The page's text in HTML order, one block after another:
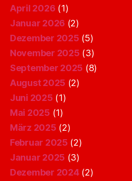
April 2026 (1)
Januar 2026 (2)
Dezember 2025 (5)
November 2025 (3)
September 2025 (8)
August 2025 (2)
Juni 2025 (1)
Mai 2025 (1)
März 2025 (2)
Februar 2025 (2)
Januar 2025 (3)
Dezember 2024(2)